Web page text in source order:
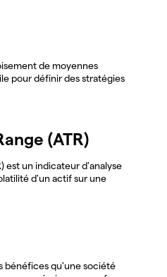
de moyennes
pour définir des stratégies
(ATR)
est un indicateur d'analyse
d'un actif sur une
bénéfices qu'une société